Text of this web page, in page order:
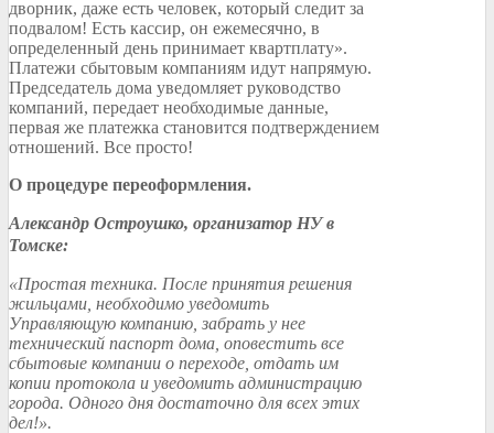
дворник, даже есть человек, который следит за
подвалом! Есть кассир, он ежемесячно, в
определенный день принимает квартплату».
Платежи сбытовым компаниям идут напрямую.
Председатель дома уведомляет руководство
компаний, передает необходимые данные,
первая же платежка становится подтверждением
отношений. Все просто!
О процедуре переоформления.
Александр Остроушко, организатор НУ в
Томске:
«Простая техника. После принятия решения
жильцами, необходимо уведомить
Управляющую компанию, забрать у нее
технический паспорт дома, оповестить все
сбытовые компании о переходе, отдать им
копии протокола и уведомить администрацию
города. Одного дня достаточно для всех этих
дел!».